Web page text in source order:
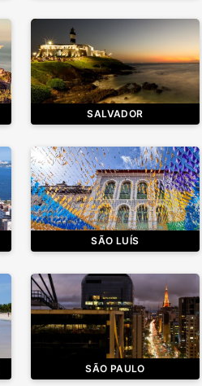
SALVADOR
SÃO LUÍS
SÃO PAULO